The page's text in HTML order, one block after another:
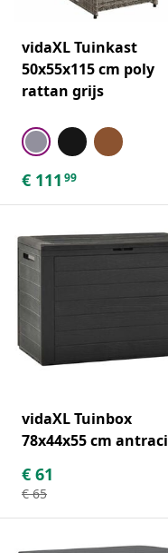
vidaXL Tuinkast
50x55x115 cm poly
rattan grijs
€ 111 99
vidaXL Tuinbox
78x44x55 cm
€ 61
€ 65